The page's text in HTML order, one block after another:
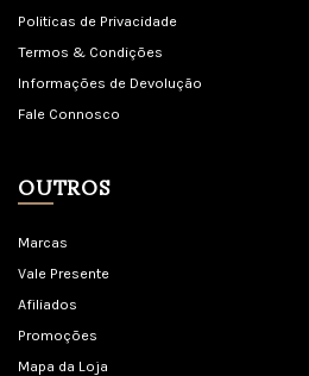
Politicas de Privacidade
Termos & Condições
Informações de Devolução
Fale Connosco
OUTROS
Marcas
Vale Presente
Afiliados
Promoções
Mapa da Loja